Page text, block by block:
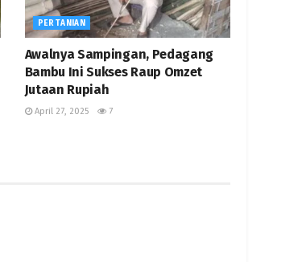
PERTANIAN
Awalnya Sampingan, Pedagang
Bambu Ini Sukses Raup Omzet
Jutaan Rupiah
April 27, 2025 7